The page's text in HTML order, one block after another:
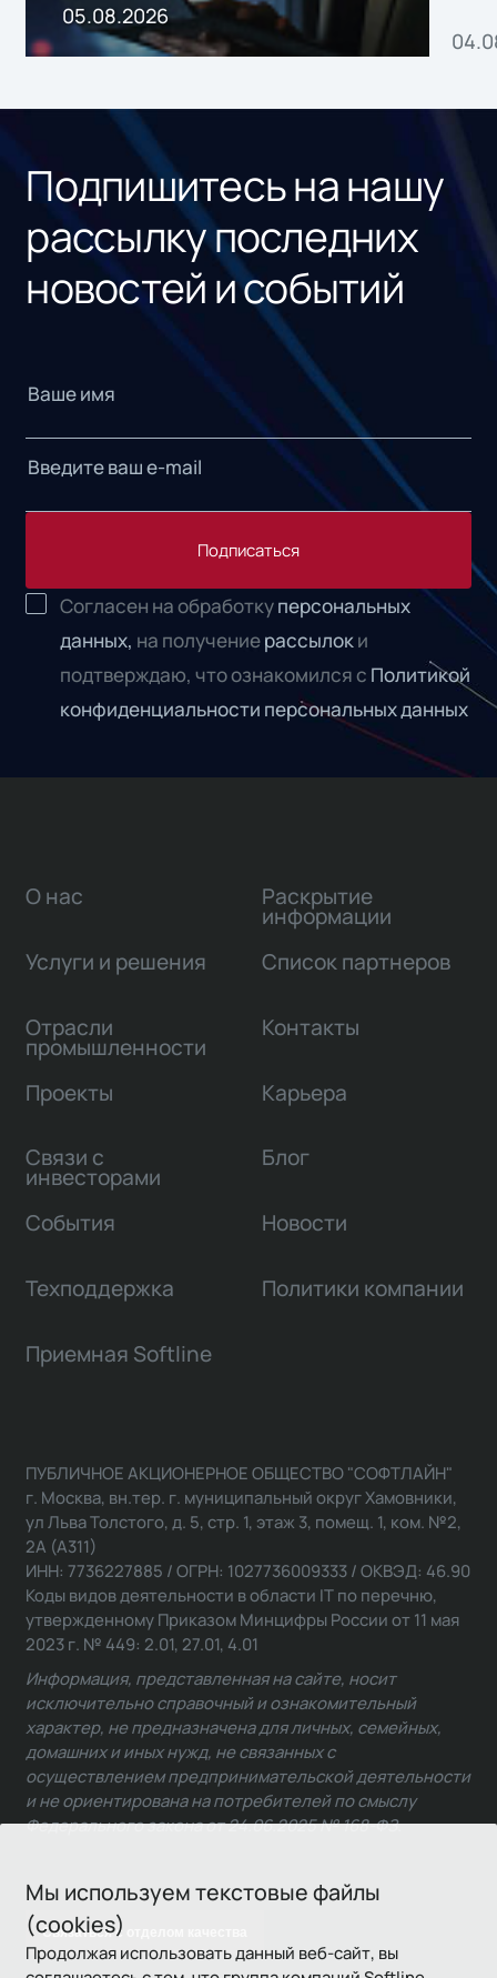
05.08.2026
Подпишитесь на нашу
рассылку последних
новостей и событий
Подписаться
Согласен на обработкуперсональных
данных, на получениерассылоки
подтверждаю, что ознакомился с Политикой
конфиденциальности персональных данных
Мы используем текстовые файлы
(cookies)
Продолжая использовать данный веб-сайт, вы
О нас
Услуги и решения
Отрасли
промышленности
Проекты
Связи с
инвесторами
Раскрытие
информации
Список партнеров
Контакты
Карьера
Блог
События Новости
Техподдержка Политики компании
Приемная Softline
Связаться с отделом качества
ПУБЛИЧНОЕ АКЦИОНЕРНОЕ ОБЩЕСТВО "СОФТЛАЙН"
г. Москва, вн.тер. г. муниципальный округ Хамовники,
ул Льва Толстого, д. 5, стр. 1, этаж 3, помещ. 1, ком. №2,
2А (А311)
ИНН: 7736227885 / ОГРН: 1027736009333 / ОКВЭД: 46.90
Коды видов деятельности в области IT по перечню,
утвержденному Приказом Минцифры России от 11 мая
2023 г. № 449: 2.01, 27.01, 4.01
Информация, представленная на сайте, носит
исключительно справочный и ознакомительный
характер, не предназначена для личных, семейных,
домашних и иных нужд, не связанных с
осуществлением предпринимательской деятельности
и не ориентирована на потребителей по смыслу
Федерального закона от 24.06.2025 № 168-ФЗ.